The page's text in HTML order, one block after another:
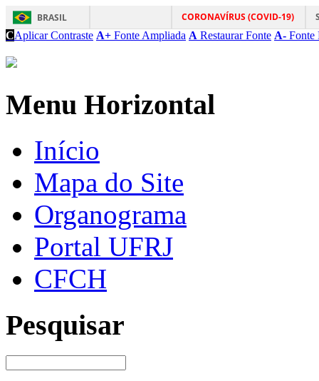
BRASIL CORONAVÍRUS (COVID-19)
CAplicar Contraste A+ Fonte Ampliada A Restaurar Fonte A- Fonte
Menu Horizontal
Início
Mapa do Site
Organograma
Portal UFRJ
CFCH
Pesquisar